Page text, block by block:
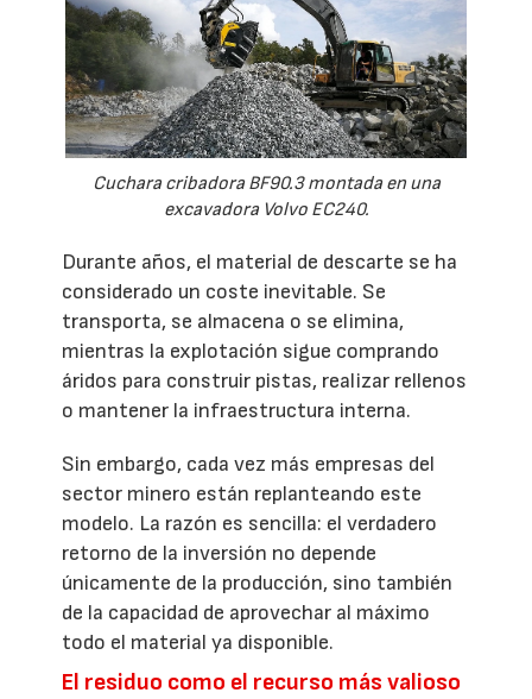
Cuchara cribadora BF90.3 montada en una
excavadora Volvo EC240.
Durante años, el material de descarte se ha
considerado un coste inevitable. Se
transporta, se almacena o se elimina,
mientras la explotación sigue comprando
áridos para construir pistas, realizar rellenos
o mantener la infraestructura interna.
Sin embargo, cada vez más empresas del
sector minero están replanteando este
modelo. La razón es sencilla: el verdadero
retorno de la inversión no depende
únicamente de la producción, sino también
de la capacidad de aprovechar al máximo
todo el material ya disponible.
El residuo como el recurso más valioso